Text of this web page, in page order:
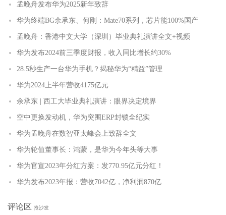
孟晚舟发布华为2025新年致辞
华为终端BG余承东、何刚：Mate70系列，芯片能100%国产
孟晚舟：香港中文大学（深圳）毕业典礼演讲全文+视频
华为发布2024前三季度财报，收入同比增长约30%
28.5秒生产一台华为手机？揭秘华为“精益”管理
华为2024上半年营收4175亿元
余承东 | 西工大毕业典礼演讲：眼界决定境界
空中更换发动机，华为突围ERP封锁全纪实
华为孟晚舟在数智亚太峰会上致辞全文
华为轮值董事长：鸿蒙，是华为今年头等大事
华为官宣2023年分红方案：发770.95亿元分红！
华为发布2023年报：营收7042亿，净利润870亿
评论区 抢沙发